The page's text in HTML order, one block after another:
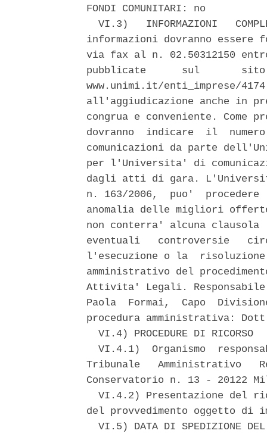
FONDI COMUNITARI: no
VI.3)   INFORMAZIONI
informazioni dovranno
via fax al n. 02.50312150
pubblicate      sul
www.unimi.it/enti_imprese/
all'aggiudicazione anche in
congrua e conveniente.
dovranno  indicare  il
comunicazioni da parte
per l'Universita' di
dagli atti di gara.
n. 163/2006,  puo'
anomalia delle migliori
non conterra' alcuna
eventuali   controversie
l'esecuzione o la
amministrativo del
Attivita' Legali.
Paola  Formai,  Capo
procedura amministrativa:
  VI.4) PROCEDURE DI RICORSO
VI.4.1)  Organismo
Tribunale   Amministrativo
Conservatorio n. 13 - 20122
VI.4.2) Presentazione del
del provvedimento oggetto di
VI.5) DATA DI SPEDIZIONE